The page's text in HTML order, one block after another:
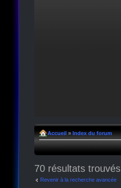
Accueil » Index du forum
70 résultats trouvés
Revenir à la recherche avancée